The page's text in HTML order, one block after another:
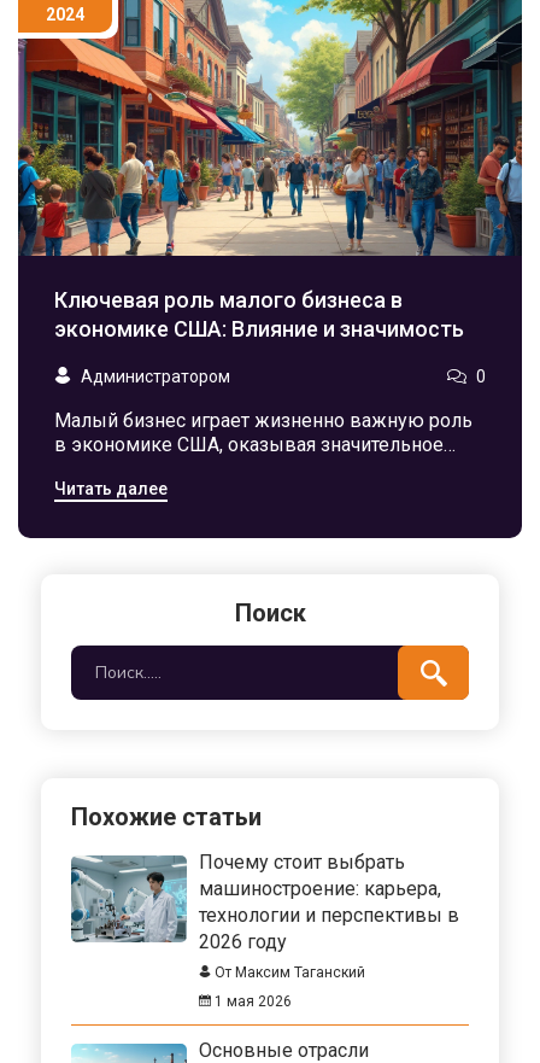
2024
Ключевая роль малого бизнеса в
экономике США: Влияние и значимость
Администратором 0
Малый бизнес играет жизненно важную роль
в экономике США, оказывая значительное
часть новых рабочих мест создается именно
поддерживается экономическая стабильность
технологий и повышению
Эта статья делится фактами и полезными
советами об экономическом значении малого
Читать далее
Поиск
Похожие статьи
Почему стоит выбрать
машиностроение: карьера,
технологии и перспективы в
2026 году
От Максим Таганский
1 мая 2026
Основные отрасли